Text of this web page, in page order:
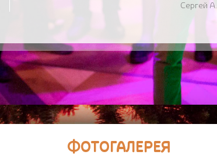
Сергей А.
ФОТОГАЛЕРЕЯ